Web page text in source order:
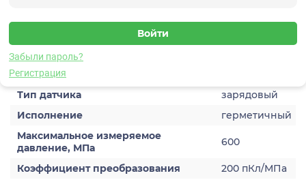
Забыли пароль?
Регистрация
Датчик динамического давления
Характеристики
Тип датчика
зарядовый
Исполнение
герметичный
Максимальное измеряемое
давление, МПа
600
Коэффициент преобразования
200 пКл/МПа